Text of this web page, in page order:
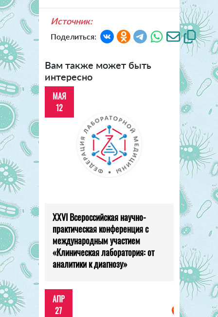
Источник:
Поделиться:
Вам также может быть
интересно
МАЯ
12
XXVI Всероссийская научно-
практическая конференция с
международным участием
«Клиническая лаборатория: от
аналитики к диагнозу»
АПР
27